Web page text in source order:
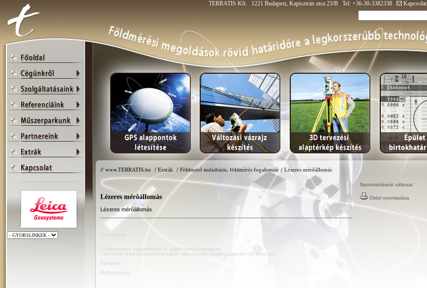
TERRATIS Kft. 1221 Budapest, Kapisztrán utca 23/B Tel: +36-30-3382338 Kapcsolat
// www.TERRATIS.hu / Extrák / Földmérő tudásbázis, földmérés fogalomtár /Lézeres mérőállomás
Lézeres mérőállomás
Lézeres mérőállomás
A dokumentum megtekinthető az alábbi formátumokban is:
- Microsoft Word Document formátum:
http://terratis.hu/d94-Lzeres-mr-145-lloms.doc
Partnerek
MaXeline.com
Nyomtatóbarát változat
Oldal nyomtatása